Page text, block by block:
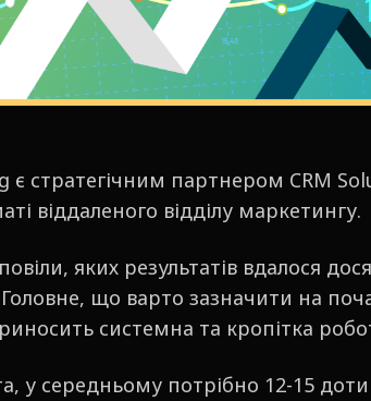
є стратегічним партнером CRM
віддаленого відділу маркетингу.
яких результатів вдалося
Головне, що варто зазначити на
системна та кропітка
у середньому потрібно 12-15